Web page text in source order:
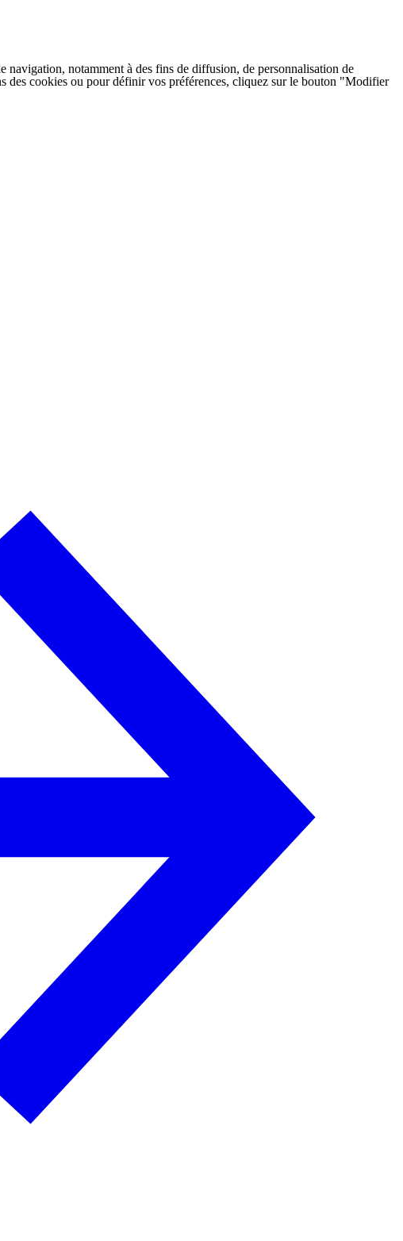
navigation, notamment à des fins de diffusion, de personnalisation de
des cookies ou pour définir vos préférences, cliquez sur le bouton "Modifier